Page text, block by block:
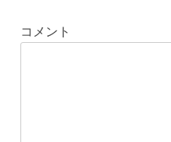
コメント